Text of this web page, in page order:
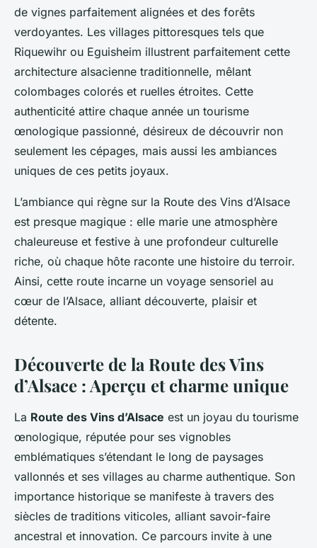
de vignes parfaitement alignées et des forêts
verdoyantes. Les villages pittoresques tels que
Riquewihr ou Eguisheim illustrent parfaitement cette
architecture alsacienne traditionnelle, mêlant
colombages colorés et ruelles étroites. Cette
authenticité attire chaque année un tourisme
œnologique passionné, désireux de découvrir non
seulement les cépages, mais aussi les ambiances
uniques de ces petits joyaux.
L’ambiance qui règne sur la Route des Vins d’Alsace
est presque magique : elle marie une atmosphère
chaleureuse et festive à une profondeur culturelle
riche, où chaque hôte raconte une histoire du terroir.
Ainsi, cette route incarne un voyage sensoriel au
cœur de l’Alsace, alliant découverte, plaisir et
détente.
Découverte de la Route des Vins
d’Alsace : Aperçu et charme unique
La Route des Vins d’Alsace est un joyau du tourisme
œnologique, réputée pour ses vignobles
emblématiques s’étendant le long de paysages
vallonnés et ses villages au charme authentique. Son
importance historique se manifeste à travers des
siècles de traditions viticoles, alliant savoir-faire
ancestral et innovation. Ce parcours invite à une